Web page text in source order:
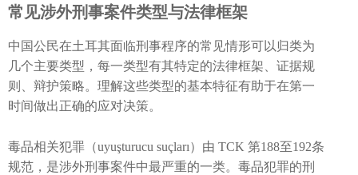
常见涉外刑事案件类型与法律框架
中国公民在土耳其面临刑事程序的常见情形可以归类为
几个主要类型，每一类型有其特定的法律框架、证据规
则、辩护策略。理解这些类型的基本特征有助于在第一
时间做出正确的应对决策。
毒品相关犯罪（uyuşturucu suçları）由 TCK 第188至192条
规范，是涉外刑事案件中最严重的一类。毒品犯罪的刑